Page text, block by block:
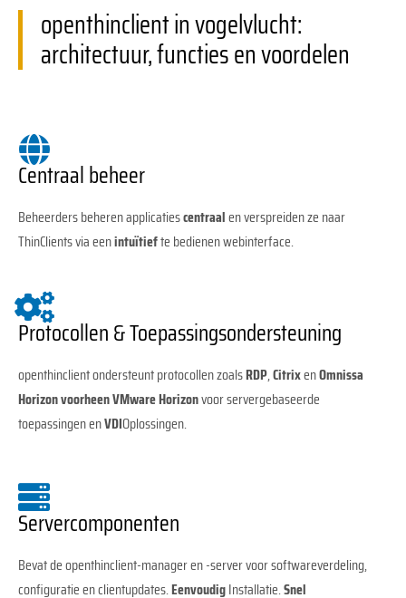
openthinclient in vogelvlucht:
architectuur, functies en voordelen
Centraal beheer
Beheerders beheren applicatiescentraalen verspreiden ze naar
ThinClients via eenintuïtiefte bedienen webinterface.
Protocollen & Toepassingsondersteuning
openthinclient ondersteunt protocollen zoalsRDP,CitrixenOmnissa
Horizon voorheen VMware Horizonvoor servergebaseerde
toepassingen enVDIOplossingen.
Servercomponenten
Bevat de openthinclient-manager en -server voor softwareverdeling,
configuratie en clientupdates.EenvoudigInstallatie.Snel